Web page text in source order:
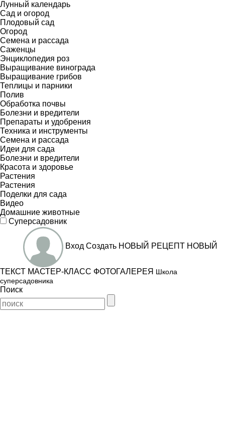
Лунный календарь
Сад и огород
Плодовый сад
Огород
Семена и рассада
Саженцы
Энциклопедия роз
Выращивание винограда
Выращивание грибов
Теплицы и парники
Полив
Обработка почвы
Болезни и вредители
Препараты и удобрения
Техника и инструменты
Семена и рассада
Идеи для сада
Болезни и вредители
Красота и здоровье
Растения
Растения
Поделки для сада
Видео
Домашние животные
Суперсадовник
Вход Создать НОВЫЙ РЕЦЕПТ НОВЫЙ
ТЕКСТ МАСТЕР-КЛАСС ФОТОГАЛЕРЕЯ Школа
суперсадовника
Поиск